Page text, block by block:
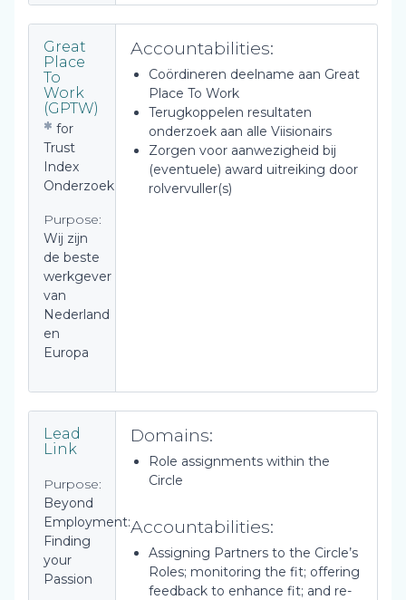
Great
Place
To
Work
(GPTW)
for
Trust
Index
Onderzoek
Purpose:
Wij zijn
de beste
werkgever
van
Nederland
en
Europa
Accountabilities:
Coördineren deelname aan Great
Place To Work
Terugkoppelen resultaten
onderzoek aan alle Viisionairs
Zorgen voor aanwezigheid bij
(eventuele) award uitreiking door
rolvervuller(s)
Lead
Link
Purpose:
Beyond
Employment:
Finding
your
Passion
Domains:
Role assignments within the
Circle
Accountabilities:
Assigning Partners to the Circle’s
Roles; monitoring the fit; offering
feedback to enhance fit; and re-